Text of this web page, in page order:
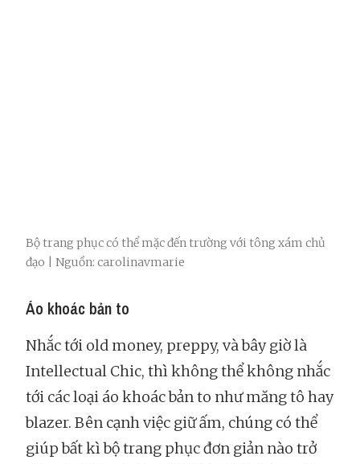
Bộ trang phục có thể mặc đến trường với tông xám chủ
đạo | Nguồn: carolinavmarie
Áo khoác bản to
Nhắc tới old money, preppy, và bây giờ là
Intellectual Chic, thì không thể không nhắc
tới các loại áo khoác bản to như măng tô hay
blazer. Bên cạnh việc giữ ấm, chúng có thể
giúp bất kì bộ trang phục đơn giản nào trở